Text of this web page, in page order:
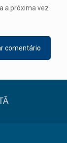
a próxima vez